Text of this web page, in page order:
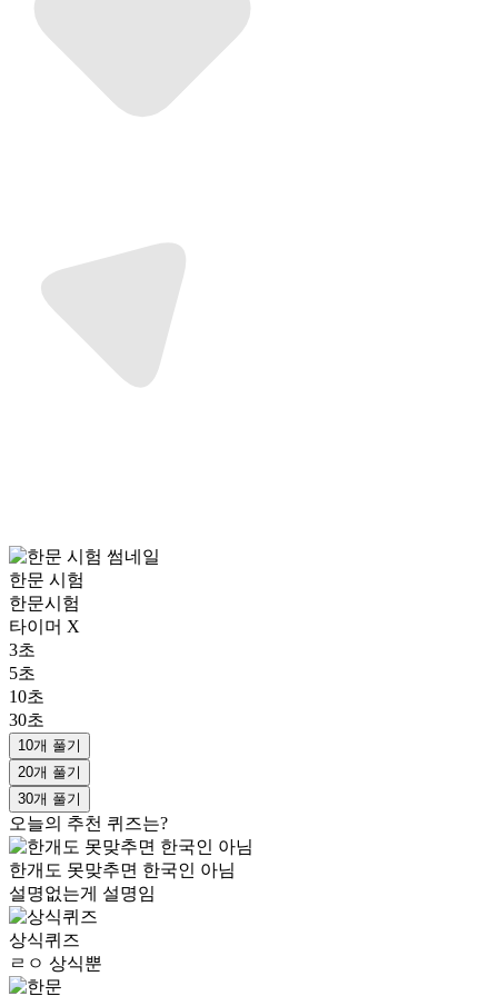
한문 시험
한문시험
타이머 X
3초
5초
10초
30초
10개 풀기
20개 풀기
30개 풀기
오늘의 추천 퀴즈는?
한개도 못맞추면 한국인 아님
설명없는게 설명임
상식퀴즈
ㄹㅇ 상식뿐